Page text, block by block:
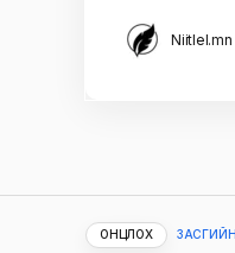
Niitlel.mn
ОНЦЛОХ